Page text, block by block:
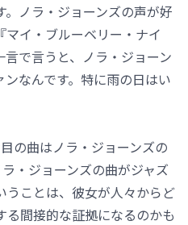
。ノラ・ジョーンズの声が好
イ・ブルーベリー・ナイ
で言うと、ノラ・ジョーン
なんです。特に雨の日はい
の曲はノラ・ジョーンズの
・ジョーンズの曲がジャズ
うことは、彼女が人々からど
間接的な証拠になるのかも